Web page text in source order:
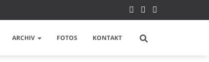
ARCHIV FOTOS KONTAKT